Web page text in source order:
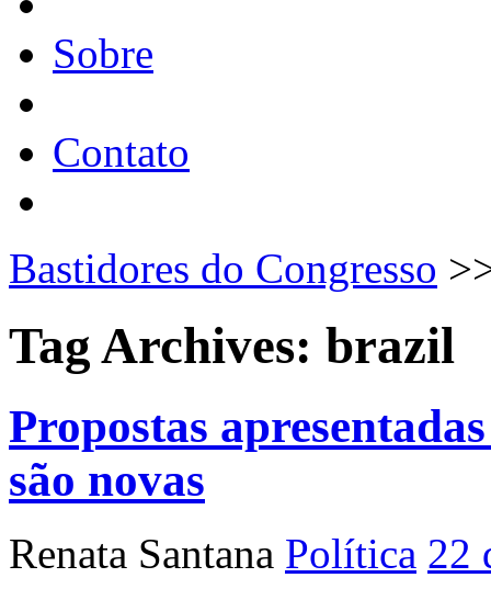
Sobre
Contato
Bastidores do Congresso
Tag Archives: brazil
Propostas
são novas
Renata Santana Política 22